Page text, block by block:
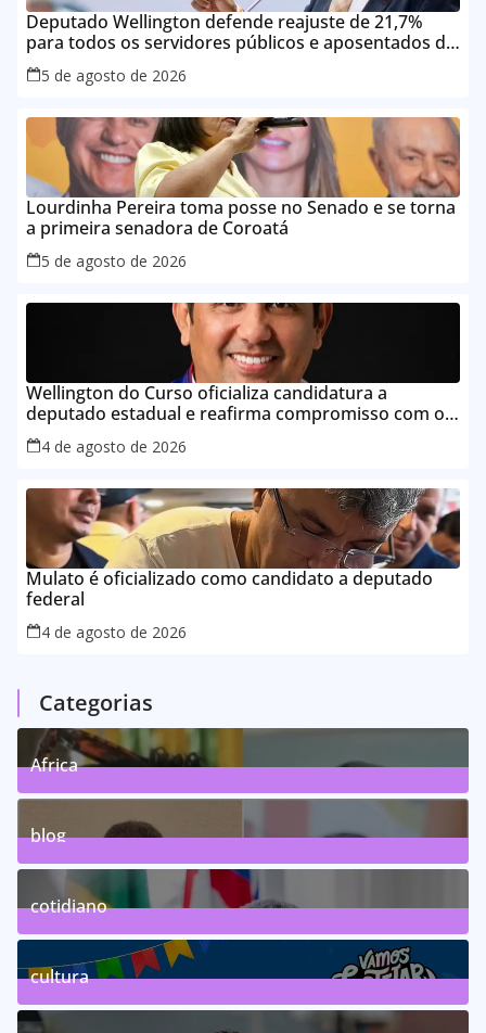
Deputado Wellington defende reajuste de 21,7%
para todos os servidores públicos e aposentados do
Maranhão
5 de agosto de 2026
Lourdinha Pereira toma posse no Senado e se torna
a primeira senadora de Coroatá
5 de agosto de 2026
Wellington do Curso oficializa candidatura a
deputado estadual e reafirma compromisso com o
povo do Maranhão
4 de agosto de 2026
Mulato é oficializado como candidato a deputado
federal
4 de agosto de 2026
Categorias
Africa
0Posts
blog
75Posts
cotidiano
46Posts
cultura
63Posts